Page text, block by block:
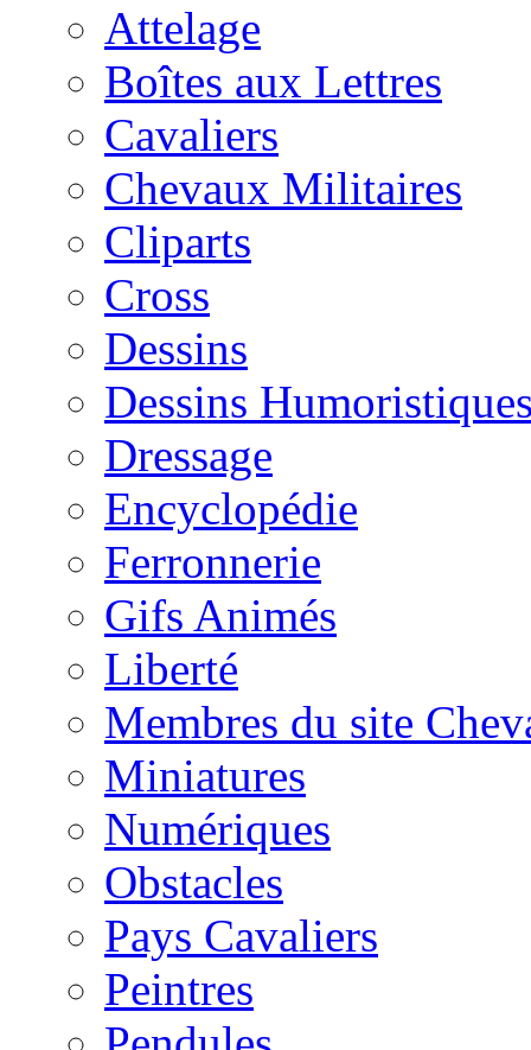
Attelage
Boîtes aux Lettres
Cavaliers
Chevaux Militaires
Cliparts
Cross
Dessins
Dessins
Dressage
Encyclopédie
Ferronnerie
Gifs Animés
Liberté
Membres du site
Miniatures
Numériques
Obstacles
Pays Cavaliers
Peintres